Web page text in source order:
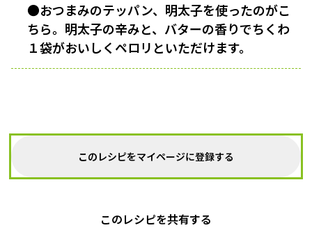
●おつまみのテッパン、明太子を使ったのがこ
ちら。明太子の辛みと、バターの香りでちくわ
１袋がおいしくペロリといただけます。
このレシピをマイページに登録する
このレシピを共有する